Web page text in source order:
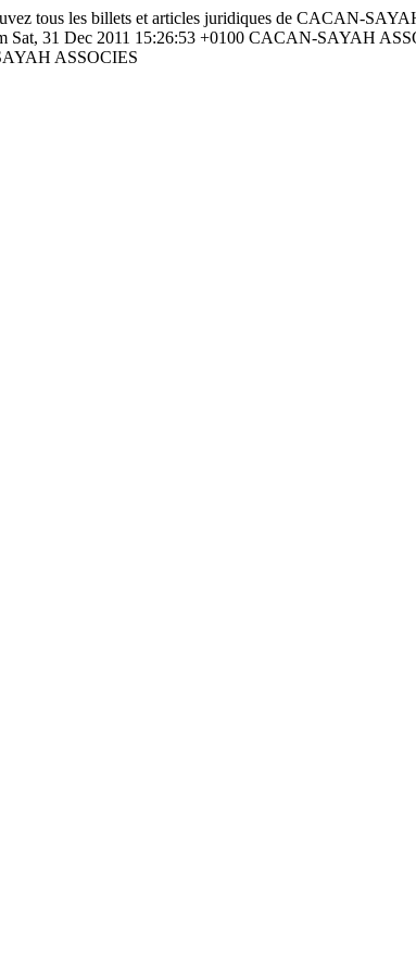
tous les billets et articles juridiques de CACAN-
Sat, 31 Dec 2011 15:26:53 +0100 CACAN-SAYAH
ASSOCIES